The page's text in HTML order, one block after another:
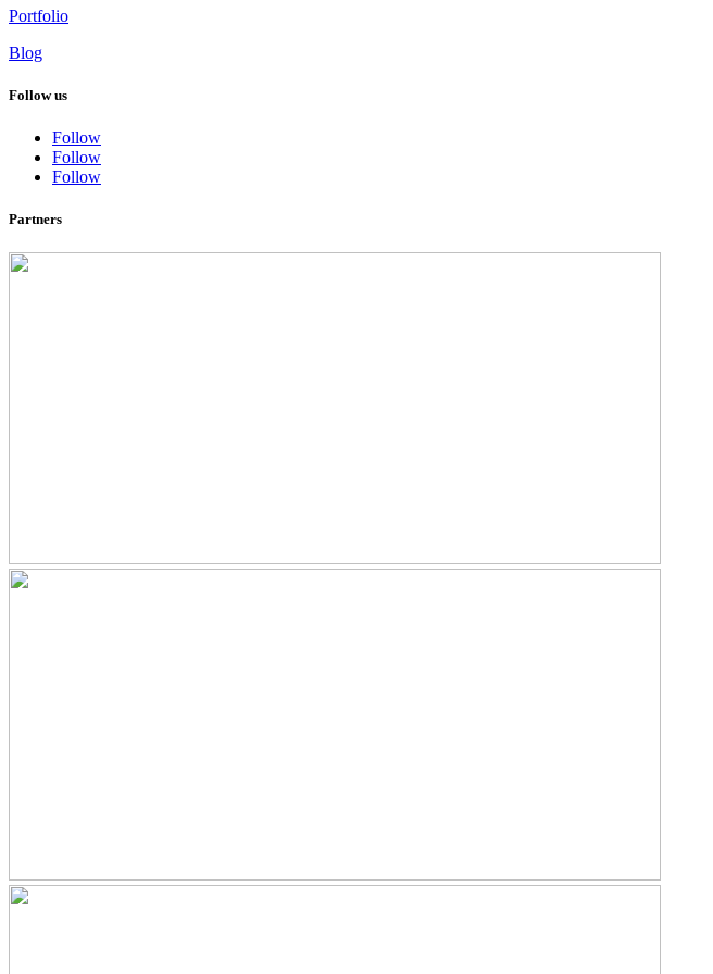
Portfolio
Blog
Follow us
Follow
Follow
Follow
Partners